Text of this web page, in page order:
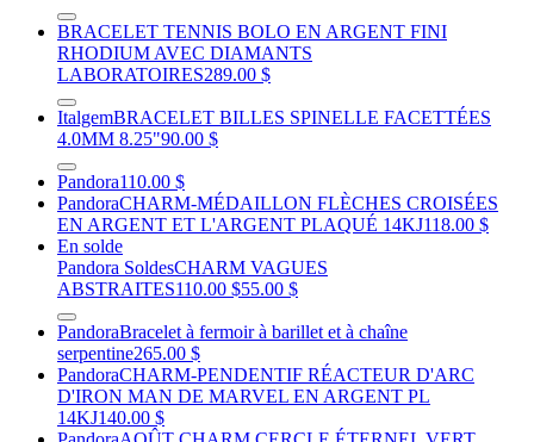
BRACELET TENNIS BOLO EN ARGENT FINI
RHODIUM AVEC DIAMANTS
LABORATOIRES289.00 $
ItalgemBRACELET BILLES SPINELLE FACETTÉES
4.0MM 8.25"90.00 $
Pandora110.00 $
PandoraCHARM-MÉDAILLON FLÈCHES CROISÉES
EN ARGENT ET L'ARGENT PLAQUÉ 14KJ118.00 $
En solde
Pandora SoldesCHARM VAGUES
ABSTRAITES110.00 $55.00 $
PandoraBracelet à fermoir à barillet et à chaîne
serpentine265.00 $
PandoraCHARM-PENDENTIF RÉACTEUR D'ARC
D'IRON MAN DE MARVEL EN ARGENT PL
14KJ140.00 $